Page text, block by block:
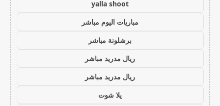
yalla shoot
مباريات اليوم مباشر
برشلونة مباشر
ريال مدريد مباشر
ريال مدريد مباشر
يلا شوت